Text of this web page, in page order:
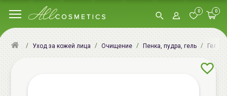
0 0
Уход за кожей лица Очищение Пенка, пудра, гель Гели